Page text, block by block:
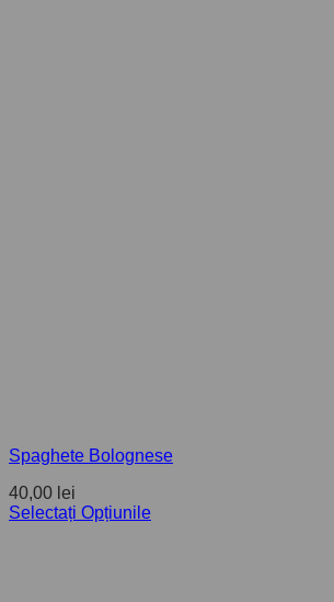
Spaghete Bolognese
40,00 lei
Selectați Opțiunile